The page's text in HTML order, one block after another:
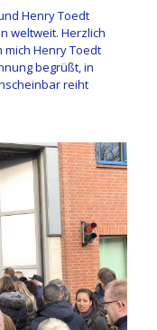
Henry Toedt
weltweit. Herzlich
Henry Toedt
begrüßt, in
reiht